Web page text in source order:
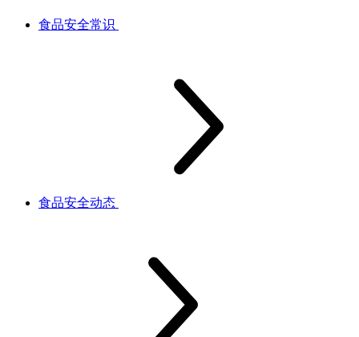
食品安全常识
食品安全动态